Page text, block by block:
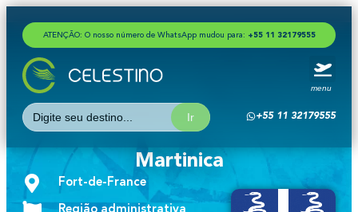
ATENÇÃO: O nosso número de WhatsApp mudou para: + 55 1 1 321 79555
menu
Search
for:
+55 11 32179555
Martinica
Fort-de-France